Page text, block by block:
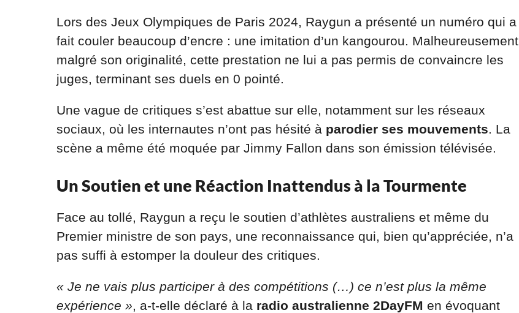
Lors des Jeux Olympiques de Paris 2024, Raygun a présenté un numéro qui a
fait couler beaucoup d’encre : une imitation d’un kangourou. Malheureusement,
malgré son originalité, cette prestation ne lui a pas permis de convaincre les
juges, terminant ses duels en 0 pointé.
Une vague de critiques s’est abattue sur elle, notamment sur les réseaux
sociaux, où les internautes n’ont pas hésité à parodier ses mouvements . La
scène a même été moquée par Jimmy Fallon dans son émission télévisée.
Un Soutien et une Réaction Inattendus à la Tourmente
Face au tollé, Raygun a reçu le soutien d’athlètes australiens et même du
Premier ministre de son pays, une reconnaissance qui, bien qu’appréciée, n’a
pas suffi à estomper la douleur des critiques.
« Je ne vais plus participer à des compétitions (…) ce n’est plus la même
expérience » , a-t-elle déclaré à la radio australienne 2DayFM en évoquant